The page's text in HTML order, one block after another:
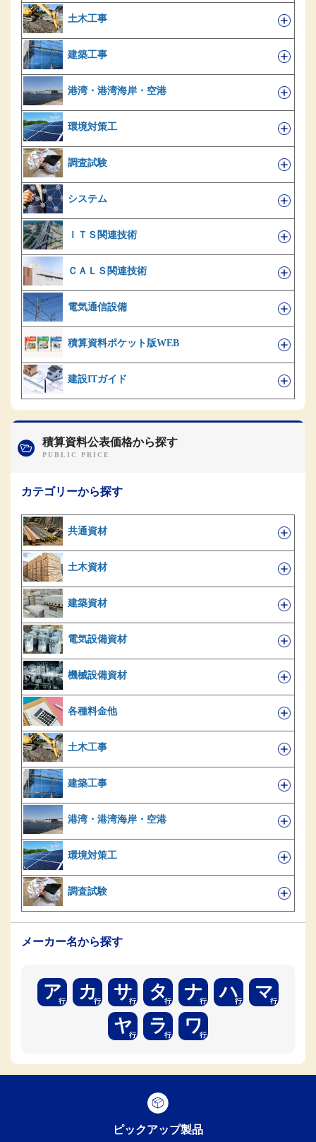
土木工事
建築工事
港湾・港湾海岸・空港
環境対策工
調査試験
システム
ＩＴＳ関連技術
ＣＡＬＳ関連技術
電気通信設備
積算資料ポケット版WEB
建設ITガイド
積算資料公表価格から探す
カテゴリーから探す
共通資材
土木資材
建築資材
電気設備資材
機械設備資材
各種料金他
土木工事
建築工事
港湾・港湾海岸・空港
環境対策工
調査試験
メーカー名から探す
ア カ サ タ ナ ハ
マ
ヤ
ラ ワ
ピックアップ製品